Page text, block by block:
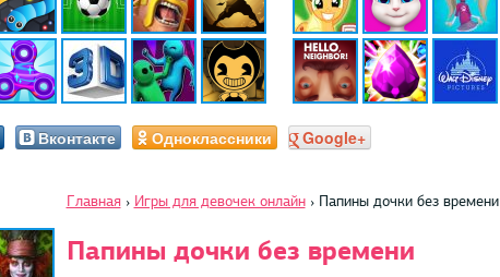
Вконтакте Одноклассники Google+
Главная › Игры для девочек онлайн › Папины дочки без времени
Папины дочки без времени